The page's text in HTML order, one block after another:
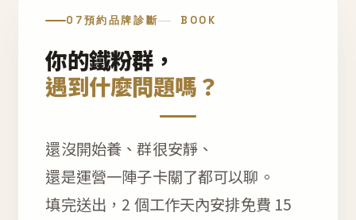
07預約品牌診斷 BOOK
你的鐵粉群，
遇到什麼問題嗎？
還沒開始養、群很安靜、
還是運營一陣子卡關了都可以聊。
填完送出，2 個工作天內安排免費 15